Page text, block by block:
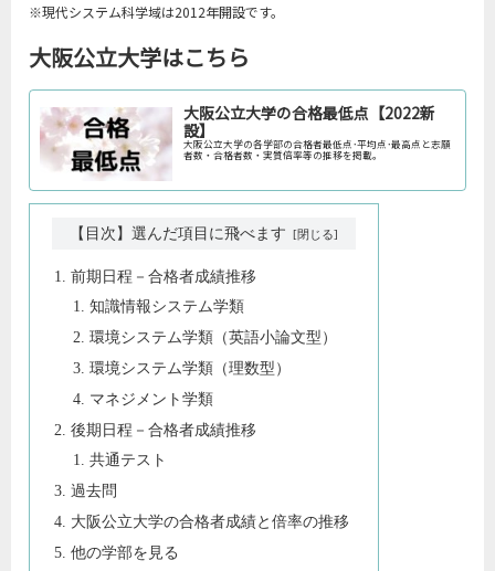
※現代システム科学域は2012年開設です。
大阪公立大学はこちら
大阪公立大学の合格最低点【2022新
設】
大阪公立大学の各学部の合格者最低点･平均点･最高点と志願
者数・合格者数・実質倍率等の推移を掲載。
【目次】選んだ項目に飛べます
前期日程－合格者成績推移
知識情報システム学類
環境システム学類（英語小論文型）
環境システム学類（理数型）
マネジメント学類
後期日程－合格者成績推移
共通テスト
過去問
大阪公立大学の合格者成績と倍率の推移
他の学部を見る